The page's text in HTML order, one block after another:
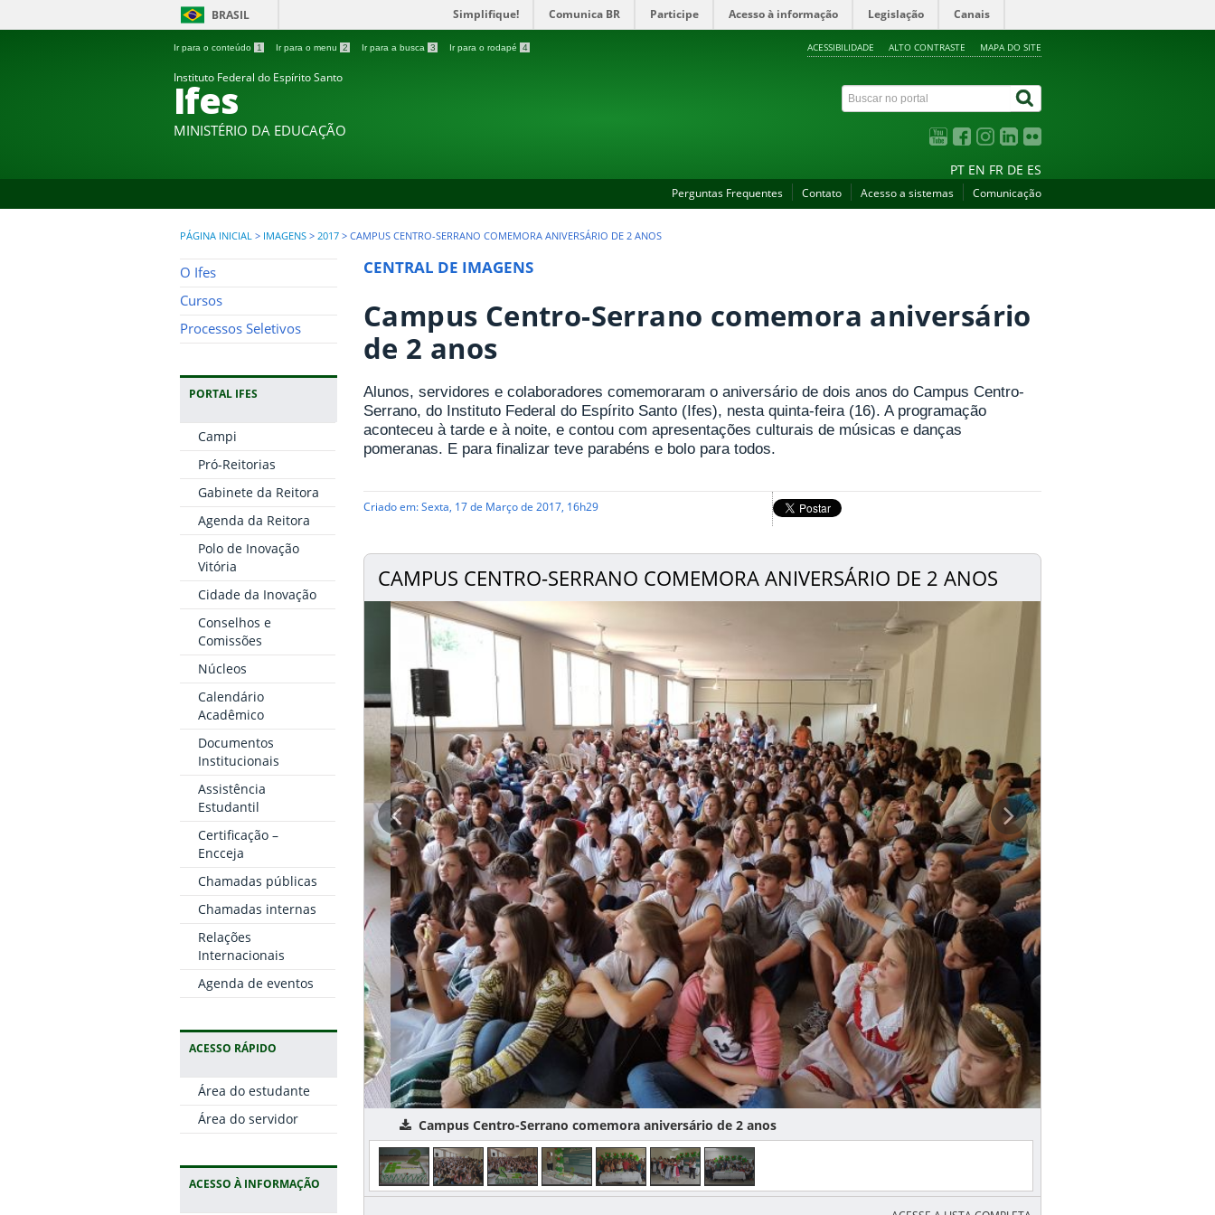
BRASIL Simplifique! Comunica BR Participe Acesso à informação Legislação Canais
Ir para o conteúdo 1 Ir para o menu 2 Ir para a busca 3 Ir para o rodapé 4 ACESSIBILIDADE ALTO CONTRASTE MAPA DO SITE
Instituto Federal do Espírito Santo
Ifes
MINISTÉRIO DA EDUCAÇÃO
PT EN FR DE ES
Perguntas Frequentes Contato Acesso a sistemas Comunicação
PÁGINA INICIAL > IMAGENS > 2017 > CAMPUS CENTRO-SERRANO COMEMORA ANIVERSÁRIO DE 2 ANOS
O Ifes
Cursos
Processos Seletivos
PORTAL IFES
Campi
Pró-Reitorias
Gabinete da Reitora
Agenda da Reitora
Polo de Inovação
Vitória
Cidade da Inovação
Conselhos e
Comissões
Núcleos
Calendário
Acadêmico
Documentos
Institucionais
Assistência
Estudantil
Certificação –
Encceja
Chamadas públicas
Chamadas internas
Relações
Internacionais
Agenda de eventos
ACESSO RÁPIDO
Área do estudante
Área do servidor
ACESSO À INFORMAÇÃO
CENTRAL DE IMAGENS
Campus Centro-Serrano comemora aniversário
de 2 anos
Alunos, servidores e colaboradores comemoraram o aniversário de dois anos do Campus Centro-
Serrano, do Instituto Federal do Espírito Santo (Ifes), nesta quinta-feira (16). A programação
aconteceu à tarde e à noite, e contou com apresentações culturais de músicas e danças
pomeranas. E para finalizar teve parabéns e bolo para todos.
Criado em: Sexta, 17 de Março de 2017, 16h29
CAMPUS CENTRO-SERRANO COMEMORA ANIVERSÁRIO DE 2 ANOS
Campus Centro-Serrano comemora aniversário de 2 anos